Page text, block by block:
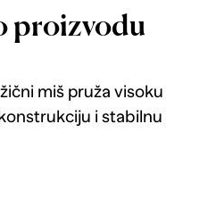
proizvodu
miš pruža visoku
i stabilnu